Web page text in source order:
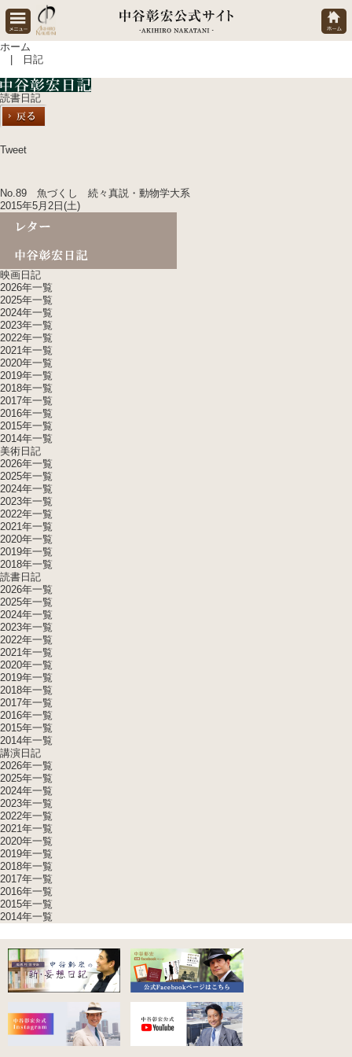
ホーム
| 日記
読書日記
Tweet
No.89 魚づくし 続々真説・動物学大系
2015年5月2日(土)
映画日記
2026年一覧
2025年一覧
2024年一覧
2023年一覧
2022年一覧
2021年一覧
2020年一覧
2019年一覧
2018年一覧
2017年一覧
2016年一覧
2015年一覧
2014年一覧
美術日記
2026年一覧
2025年一覧
2024年一覧
2023年一覧
2022年一覧
2021年一覧
2020年一覧
2019年一覧
2018年一覧
読書日記
2026年一覧
2025年一覧
2024年一覧
2023年一覧
2022年一覧
2021年一覧
2020年一覧
2019年一覧
2018年一覧
2017年一覧
2016年一覧
2015年一覧
2014年一覧
講演日記
2026年一覧
2025年一覧
2024年一覧
2023年一覧
2022年一覧
2021年一覧
2020年一覧
2019年一覧
2018年一覧
2017年一覧
2016年一覧
2015年一覧
2014年一覧